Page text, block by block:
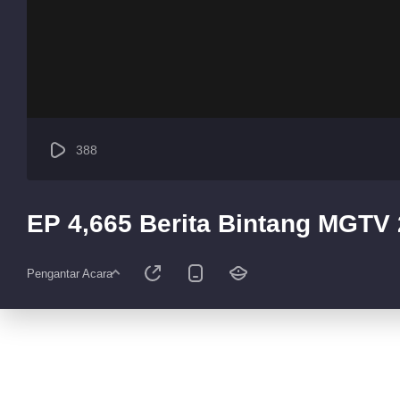
388
EP 4,665 Berita Bintang MGTV
Pengantar Acara